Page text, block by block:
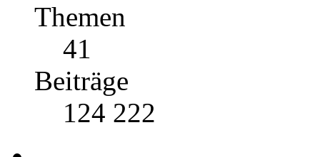
Themen
41
Beiträge
124 222